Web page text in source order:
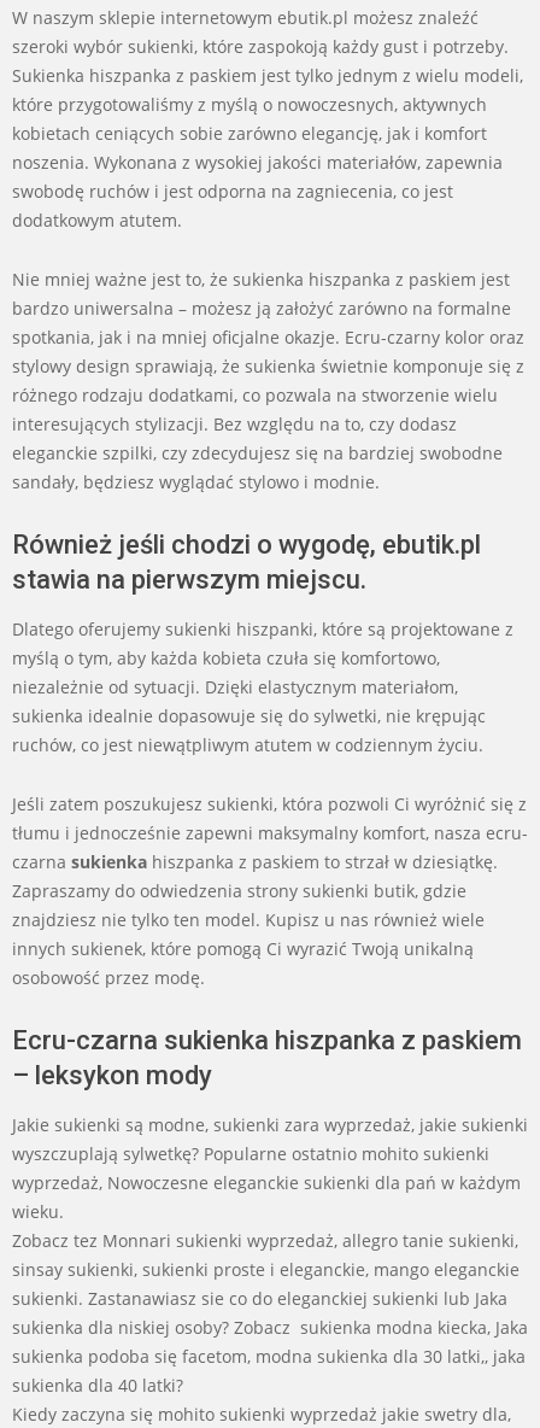
W naszym sklepie internetowym ebutik.pl możesz znaleźć
szeroki wybór sukienki, które zaspokoją każdy gust i potrzeby.
Sukienka hiszpanka z paskiem jest tylko jednym z wielu modeli,
które przygotowaliśmy z myślą o nowoczesnych, aktywnych
kobietach ceniących sobie zarówno elegancję, jak i komfort
noszenia. Wykonana z wysokiej jakości materiałów, zapewnia
swobodę ruchów i jest odporna na zagniecenia, co jest
dodatkowym atutem.
Nie mniej ważne jest to, że sukienka hiszpanka z paskiem jest
bardzo uniwersalna – możesz ją założyć zarówno na formalne
spotkania, jak i na mniej oficjalne okazje. Ecru-czarny kolor oraz
stylowy design sprawiają, że sukienka świetnie komponuje się z
różnego rodzaju dodatkami, co pozwala na stworzenie wielu
interesujących stylizacji. Bez względu na to, czy dodasz
eleganckie szpilki, czy zdecydujesz się na bardziej swobodne
sandały, będziesz wyglądać stylowo i modnie.
Również jeśli chodzi o wygodę, ebutik.pl
stawia na pierwszym miejscu.
Dlatego oferujemy sukienki hiszpanki, które są projektowane z
myślą o tym, aby każda kobieta czuła się komfortowo,
niezależnie od sytuacji. Dzięki elastycznym materiałom,
sukienka idealnie dopasowuje się do sylwetki, nie krępując
ruchów, co jest niewątpliwym atutem w codziennym życiu.
Jeśli zatem poszukujesz sukienki, która pozwoli Ci wyróżnić się z
tłumu i jednocześnie zapewni maksymalny komfort, nasza ecru-
czarna sukienka hiszpanka z paskiem to strzał w dziesiątkę.
Zapraszamy do odwiedzenia strony sukienki butik, gdzie
znajdziesz nie tylko ten model. Kupisz u nas również wiele
innych sukienek, które pomogą Ci wyrazić Twoją unikalną
osobowość przez modę.
Ecru-czarna sukienka hiszpanka z paskiem
– leksykon mody
Jakie sukienki są modne, sukienki zara wyprzedaż, jakie sukienki
wyszczuplają sylwetkę? Popularne ostatnio mohito sukienki
wyprzedaż, Nowoczesne eleganckie sukienki dla pań w każdym
wieku.
Zobacz tez Monnari sukienki wyprzedaż, allegro tanie sukienki,
sinsay sukienki, sukienki proste i eleganckie, mango eleganckie
sukienki. Zastanawiasz sie co do eleganckiej sukienki lub Jaka
sukienka dla niskiej osoby? Zobacz sukienka modna kiecka, Jaka
sukienka podoba się facetom, modna sukienka dla 30 latki,, jaka
sukienka dla 40 latki?
Kiedy zaczyna się mohito sukienki wyprzedaż jakie swetry dla,